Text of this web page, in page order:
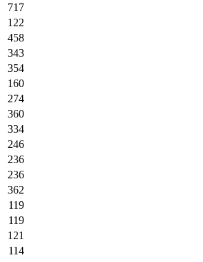
717
122
458
343
354
160
274
360
334
246
236
236
362
119
119
121
114